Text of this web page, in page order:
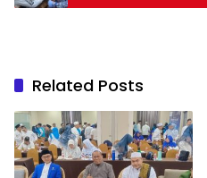
Hewan Qurban
Related Posts